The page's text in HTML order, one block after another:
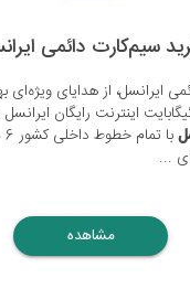
سیم‌کارت دائمی
ایرانسل، از هدایای ویژه‌ای
اینترنت رایگان ایرانسل
...
مشاهده